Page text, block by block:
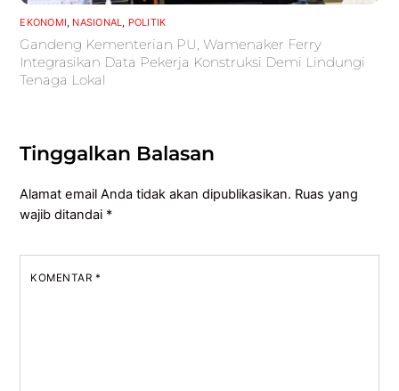
EKONOMI, NASIONAL, POLITIK
Gandeng Kementerian PU, Wamenaker Ferry
Integrasikan Data Pekerja Konstruksi Demi Lindungi
Tenaga Lokal
Tinggalkan Balasan
Alamat email Anda tidak akan dipublikasikan. Ruas yang
wajib ditandai *
KOMENTAR *